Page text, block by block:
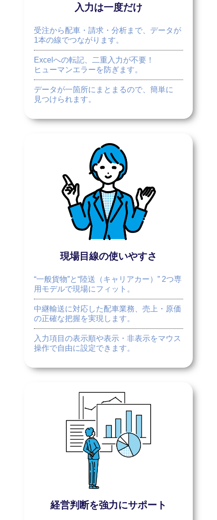
入力は一度だけ
受注から配車・請求・分析まで、データが
1本の線でつながります。
Excelへの転記、二重入力が不要！
ヒューマンエラーを防ぎます。
データが一箇所にまとまるので、簡単に
見つけられます。
現場目線の使いやすさ
“一般貨物”と“陸送（キャリアカー）” 2つ専
用モデルで現場にフィット。
中継輸送に対応した配車業務、売上・原価
の正確な把握を実現します。
入力項目の表示順や表示・非表示をマウス
操作で自由に設定できます。
経営判断を強力にサポート